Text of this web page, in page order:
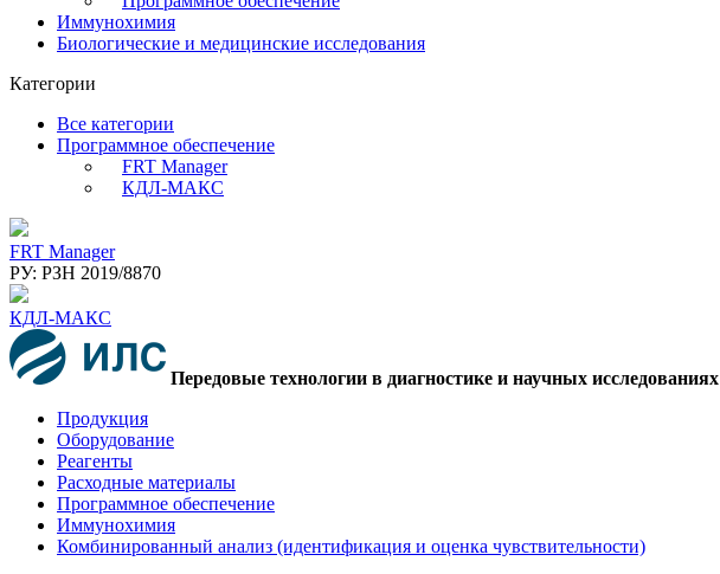
Иммунохимия
Биологические и медицинские исследования
Категории
Все категории
Программное обеспечение
FRT Manager
КДЛ-МАКС
FRT Manager
РУ: РЗН 2019/8870
КДЛ-МАКС
Передовые технологии в диагностике и научных исследованиях
Продукция
Оборудование
Реагенты
Расходные материалы
Программное обеспечение
Иммунохимия
Комбинированный анализ (идентификация и оценка чувствительности)